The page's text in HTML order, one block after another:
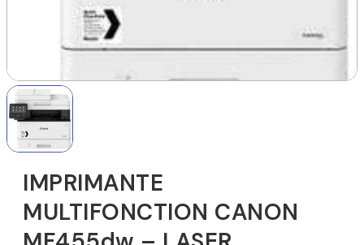
IMPRIMANTE
MULTIFONCTION CANON